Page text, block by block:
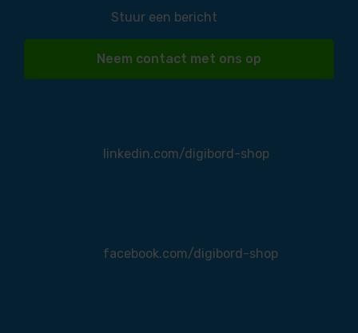
Stuur een bericht
Neem contact met ons op
linkedin.com/digibord-shop
facebook.com/digibord-shop